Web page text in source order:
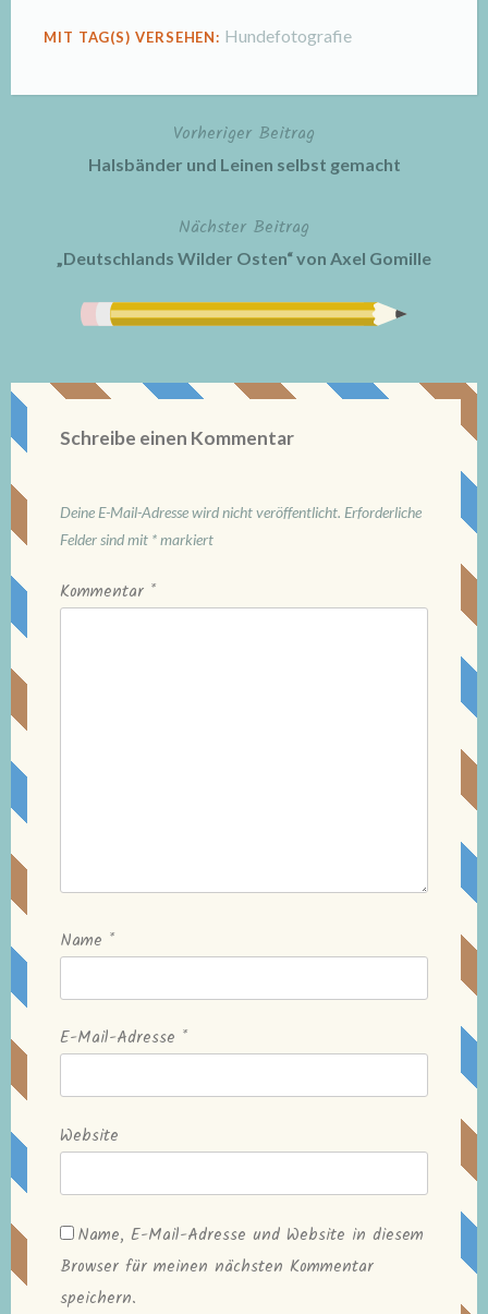
MIT TAG(S) VERSEHEN: Hundefotografie
BeitragsnavigationVorheriger Beitrag
Halsbänder und Leinen selbst gemacht
Nächster Beitrag
„Deutschlands Wilder Osten“ von Axel Gomille
Schreibe einen Kommentar
Deine E-Mail-Adresse wird nicht veröffentlicht. Erforderliche
Felder sind mit *markiert
Kommentar *
Name *
E-Mail-Adresse *
Website
Name, E-Mail-Adresse und Website in diesem
Browser für meinen nächsten Kommentar
speichern.